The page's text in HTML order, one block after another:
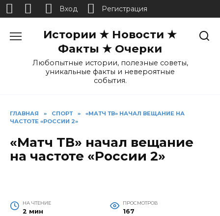
Истории ★ Новости ★
Факты ★ Очерки
Любопытные истории, полезные советы,
уникальные факты и невероятные
события.
ГЛАВНАЯ » СПОРТ »
«МАТЧ ТВ» НАЧАЛ ВЕЩАНИЕ НА
ЧАСТОТЕ «РОССИИ 2»
«Матч ТВ» начал вещание
на частоте «России 2»
НА ЧТЕНИЕ
2 мин
ПРОСМОТРОВ
167
Вход Регистрация